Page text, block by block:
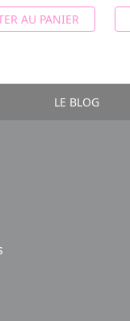
AU PANIER
LE BLOG